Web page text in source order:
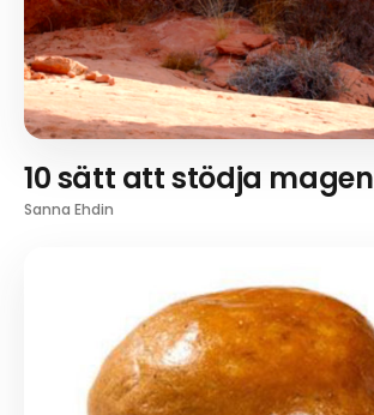
10 sätt att stödja magen
Sanna Ehdin